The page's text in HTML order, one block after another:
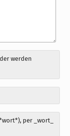
werden
per _wort_